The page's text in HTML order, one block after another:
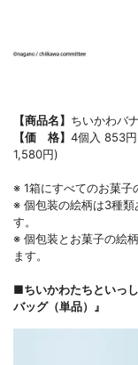
【商品名】 ちいかわバ
【価 格】 4個入 853
1,580円)
※ 1箱にすべてのお菓子
※ 個包装の絵柄は3種類
す。
※ 個包装とお菓子の絵
ます。
■ちいかわたちといっ
バッグ（単品）』